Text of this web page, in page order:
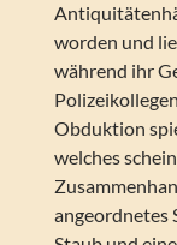
worden und
während ihr
Obduktion
welches
angeordnetes